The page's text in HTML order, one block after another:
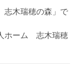
木瑞穂の森」で
ホーム 志木瑞穂